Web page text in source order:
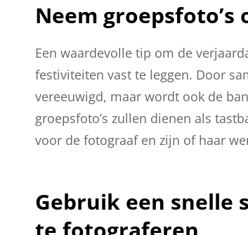
Neem
Een waardevolle tip om de
festiviteiten vast te leggen. Door
vereeuwigd, maar wordt ook de
groepsfoto’s zullen dienen als
voor de fotograaf en zijn of haar
Gebruik een snelle